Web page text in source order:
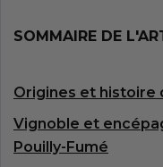
SOMMAIRE DE
Origines et histoire
Vignoble et
Pouilly-Fumé